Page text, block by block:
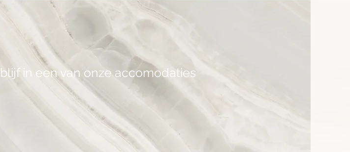
in een van onze accomodaties